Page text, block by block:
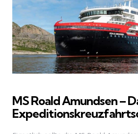
MS Roald Amundsen –